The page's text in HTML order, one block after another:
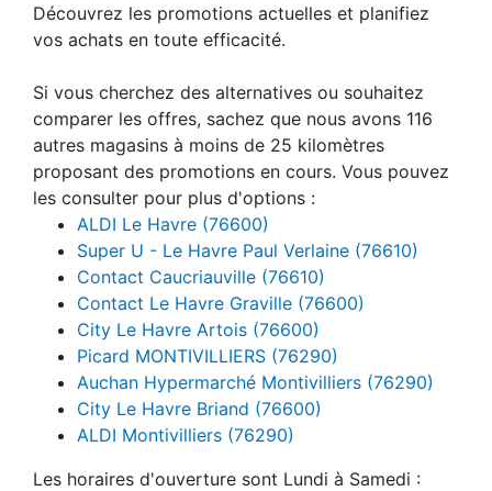
Découvrez les promotions actuelles et planifiez
vos achats en toute efficacité.
Si vous cherchez des alternatives ou souhaitez
comparer les offres, sachez que nous avons 116
autres magasins à moins de 25 kilomètres
proposant des promotions en cours. Vous pouvez
les consulter pour plus d'options :
ALDI Le Havre (76600)
Super U - Le Havre Paul Verlaine (76610)
Contact Caucriauville (76610)
Contact Le Havre Graville (76600)
City Le Havre Artois (76600)
Picard MONTIVILLIERS (76290)
Auchan Hypermarché Montivilliers (76290)
City Le Havre Briand (76600)
ALDI Montivilliers (76290)
Les horaires d'ouverture sont Lundi à Samedi :